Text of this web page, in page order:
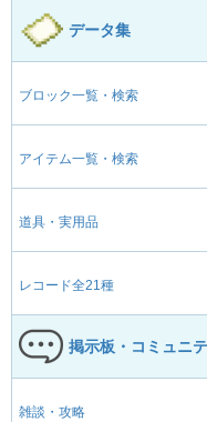
データ集
ブロック一覧・検索
アイテム一覧・検索
道具・実用品
レコード全21種
掲示板・コミュニ
雑談・攻略